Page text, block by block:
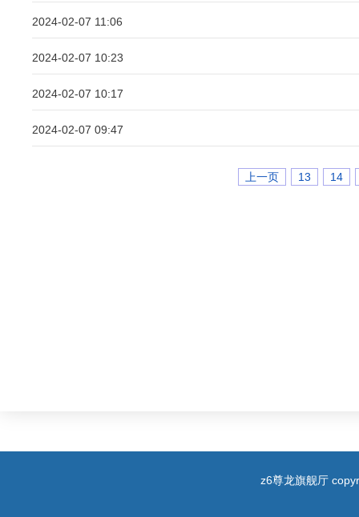
2024-02-07 11:06
2024-02-07 10:23
2024-02-07 10:17
2024-02-07 09:47
上一页 13 14
z6尊龙旗舰厅